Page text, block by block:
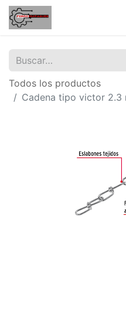
Todos los productos
Cadena tipo victor 2.3